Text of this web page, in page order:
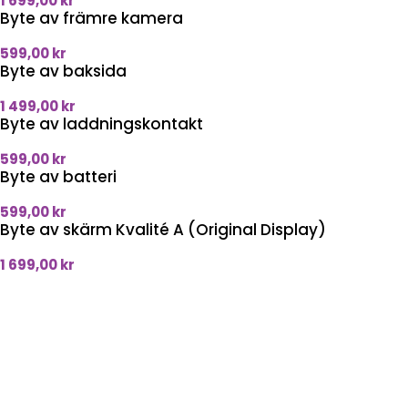
Byte av främre kamera
599,00kr
Byte av baksida
1 499,00kr
Byte av laddningskontakt
599,00kr
Byte av batteri
599,00kr
Byte av skärm Kvalité A (Original Display)
1 699,00kr